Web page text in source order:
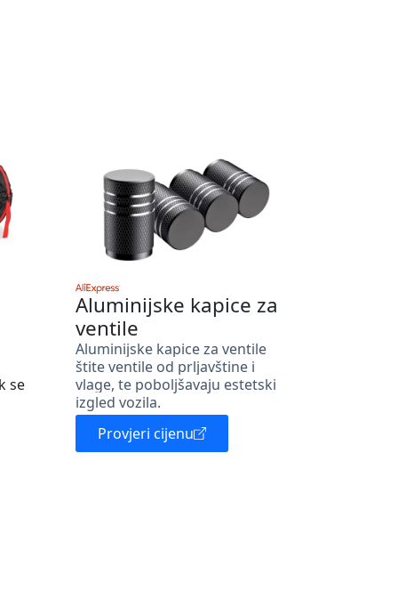
se
Aluminijske kapice za
ventile
Aluminijske kapice za ventile
štite ventile od prljavštine i
vlage, te poboljšavaju estetski
izgled vozila.
Provjeri cijenu